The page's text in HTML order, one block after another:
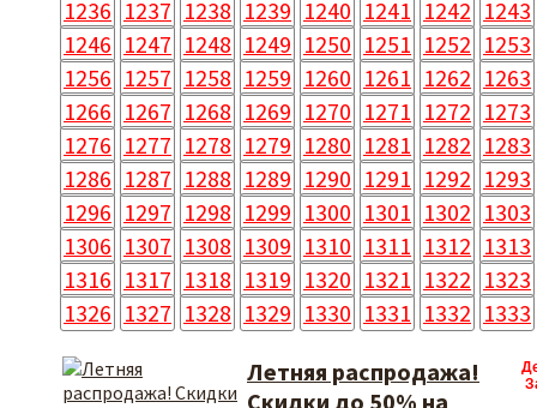
1236 1237 1238 1239 1240 1241 1242 1243
1246 1247 1248 1249 1250 1251 1252 1253
1256 1257 1258 1259 1260 1261 1262 1263
1266 1267 1268 1269 1270 1271 1272 1273
1276 1277 1278 1279 1280 1281 1282 1283
1286 1287 1288 1289 1290 1291 1292 1293
1296 1297 1298 1299 1300 1301 1302 1303
1306 1307 1308 1309 1310 1311 1312 1313
1316 1317 1318 1319 1320 1321 1322 1323
1326 1327 1328 1329 1330 1331 1332 1333
Летняя распродажа!
Скидки до 50% на